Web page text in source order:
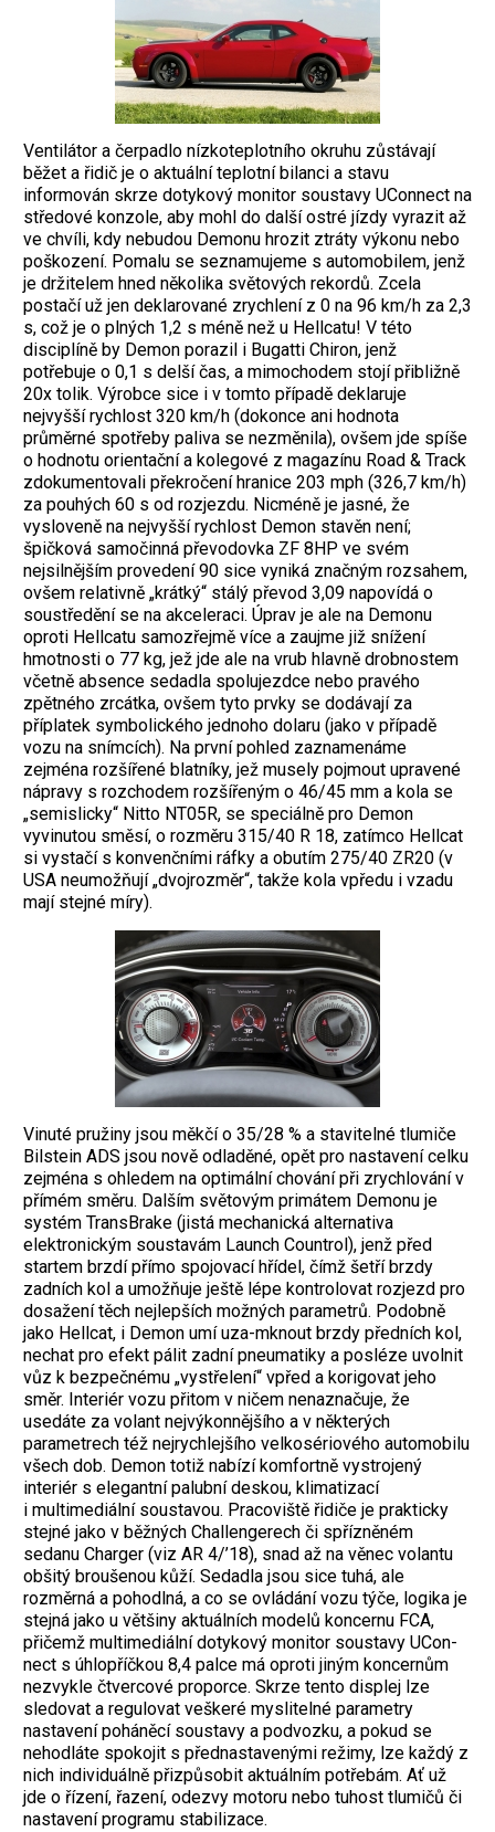
Ventilátor a čerpadlo nízkoteplotního okruhu zůstávají
běžet a řidič je o aktuální teplotní bilanci a stavu
informován skrze dotykový monitor soustavy UConnect na
středové konzole, aby mohl do další ostré jízdy vyrazit až
ve chvíli, kdy nebudou Demonu hrozit ztráty výkonu nebo
poškození. Pomalu se seznamujeme s automobilem, jenž
je držitelem hned několika světových rekordů. Zcela
postačí už jen deklarované zrychlení z 0 na 96 km/h za 2,3
s, což je o plných 1,2 s méně než u Hellcatu! V této
disciplíně by Demon porazil i Bugatti Chiron, jenž
potřebuje o 0,1 s delší čas, a mimochodem stojí přibližně
20x tolik. Výrobce sice i v tomto případě deklaruje
nejvyšší rychlost 320 km/h (dokonce ani hodnota
průměrné spotřeby paliva se nezměnila), ovšem jde spíše
o hodnotu orientační a kolegové z magazínu Road & Track
zdokumentovali překročení hranice 203 mph (326,7 km/h)
za pouhých 60 s od rozjezdu. Nicméně je jasné, že
vysloveně na nejvyšší rychlost Demon stavěn není;
špičková samočinná převodovka ZF 8HP ve svém
nejsilnějším provedení 90 sice vyniká značným rozsahem,
ovšem relativně „krátký“ stálý převod 3,09 napovídá o
soustředění se na akceleraci. Úprav je ale na Demonu
oproti Hellcatu samozřejmě více a zaujme již snížení
hmotnosti o 77 kg, jež jde ale na vrub hlavně drobnostem
včetně absence sedadla spolujezdce nebo pravého
zpětného zrcátka, ovšem tyto prvky se dodávají za
příplatek symbolického jednoho dolaru (jako v případě
vozu na snímcích). Na první pohled zaznamenáme
zejména rozšířené blatníky, jež musely pojmout upravené
nápravy s rozchodem rozšířeným o 46/45 mm a kola se
„semislicky“ Nitto NT05R, se speciálně pro Demon
vyvinutou směsí, o rozměru 315/40 R 18, zatímco Hellcat
si vystačí s konvenčními ráfky a obutím 275/40 ZR20 (v
USA neumožňují „dvojrozměr“, takže kola vpředu i vzadu
mají stejné míry).
Vinuté pružiny jsou měkčí o 35/28 % a stavitelné tlumiče
Bilstein ADS jsou nově odladěné, opět pro nastavení celku
zejména s ohledem na optimální chování při zrychlování v
přímém směru. Dalším světovým primátem Demonu je
systém TransBrake (jistá mechanická alternativa
elektronickým soustavám Launch Countrol), jenž před
startem brzdí přímo spojovací hřídel, čímž šetří brzdy
zadních kol a umožňuje ještě lépe kontrolovat rozjezd pro
dosažení těch nejlepších možných parametrů. Podobně
jako Hellcat, i Demon umí uza-mknout brzdy předních kol,
nechat pro efekt pálit zadní pneumatiky a posléze uvolnit
vůz k bezpečnému „vystřelení“ vpřed a korigovat jeho
směr. Interiér vozu přitom v ničem nenaznačuje, že
usedáte za volant nejvýkonnějšího a v některých
parametrech též nejrychlejšího velkosériového automobilu
všech dob. Demon totiž nabízí komfortně vystrojený
interiér s elegantní palubní deskou, klimatizací
i multimediální soustavou. Pracoviště řidiče je prakticky
stejné jako v běžných Challengerech či spřízněném
sedanu Charger (viz AR 4/’18), snad až na věnec volantu
obšitý broušenou kůží. Sedadla jsou sice tuhá, ale
rozměrná a pohodlná, a co se ovládání vozu týče, logika je
stejná jako u většiny aktuálních modelů koncernu FCA,
přičemž multimediální dotykový monitor soustavy UCon-
nect s úhlopříčkou 8,4 palce má oproti jiným koncernům
nezvykle čtvercové proporce. Skrze tento displej lze
sledovat a regulovat veškeré myslitelné parametry
nastavení poháněcí soustavy a podvozku, a pokud se
nehodláte spokojit s přednastavenými režimy, lze každý z
nich individuálně přizpůsobit aktuálním potřebám. Ať už
jde o řízení, řazení, odezvy motoru nebo tuhost tlumičů či
nastavení programu stabilizace.